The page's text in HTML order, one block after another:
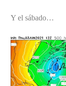
Y el sábado…